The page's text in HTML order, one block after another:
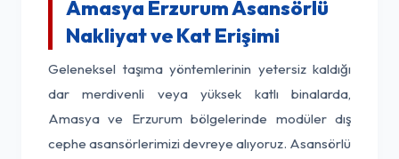
Amasya Erzurum Asansörlü
Nakliyat ve Kat Erişimi
Geleneksel taşıma yöntemlerinin yetersiz kaldığı
dar merdivenli veya yüksek katlı binalarda,
Amasya ve Erzurum bölgelerinde modüler dış
cephe asansörlerimizi devreye alıyoruz. Asansörlü